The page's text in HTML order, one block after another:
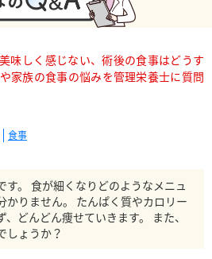
味しく感じない、術後の食事はどうす
家族の食事の悩みを管理栄養士に質問
食事
す。 食が細くなりどのようなメニュ
かりません。 たんぱく質やカロリー
どんどん痩せていきます。 また、
しょうか？